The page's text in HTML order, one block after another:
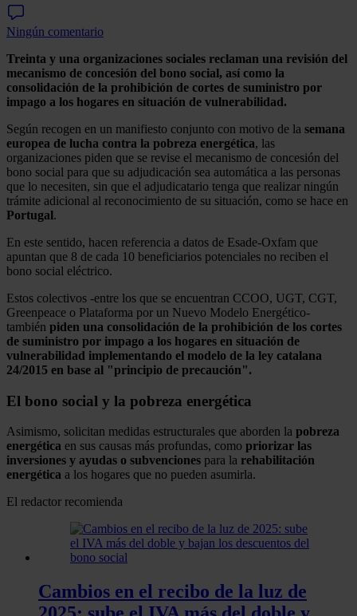
Ningún comentario
Treinta y una organizaciones sociales reclaman una revisión del
mecanismo de concesión del bono social, así como la
consolidación de la prohibición de cortes de suministro por
impago a los hogares en situación de vulnerabilidad.
Según recogen en un manifiesto conjunto con motivo de la semana
europea de lucha contra la pobreza energética, las
organizaciones piden que se revise el mecanismo de concesión del
bono social para que su adjudicación sea automática a las personas
que lo necesiten, sin que el adjudicatario tenga que realizar ningún
trámite adicional al reconocimiento de su situación, como se hace en
Portugal.
En este sentido, hacen referencia a datos de Esade-Oxfam que
apuntan que 8 de cada 10 beneficiarios potenciales no reciben el
bono social eléctrico.
Estos colectivos -entre los que se encuentran CCOO, UGT, CGT,
Greenpeace o Plataforma por un Nuevo Modelo Energético-
también piden una consolidación de la prohibición de los cortes
de suministro por impago a los hogares en situación de
vulnerabilidad implementando el modelo de la ley catalana
24/2015 en base al "principio de precaución".
El bono social y la pobreza energética
Asimismo, solicitan medidas estructurales que aborden la pobreza
energética en sus causas más profundas, como priorizar las
inversiones y ayudas o subvenciones para la rehabilitación
energética a los hogares que no pueden asumirla.
El redactor recomienda
Cambios en el recibo de la luz de